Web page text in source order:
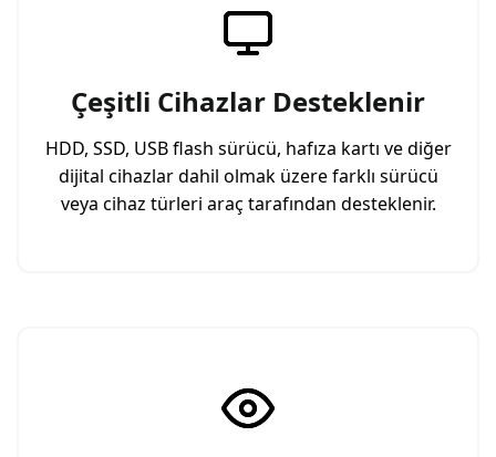
Çeşitli Cihazlar Desteklenir
HDD, SSD, USB flash sürücü, hafıza kartı ve diğer
dijital cihazlar dahil olmak üzere farklı sürücü
veya cihaz türleri araç tarafından desteklenir.